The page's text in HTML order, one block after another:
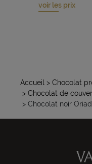
voir les prix
Accueil > Chocolat
> Chocolat de
> Chocolat noir